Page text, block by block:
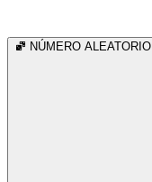
NÚMERO ALEATORIO